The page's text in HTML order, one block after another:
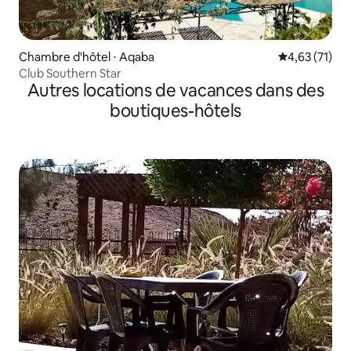
Chambre d'hôtel ⋅ Aqaba Évaluation
4,63 (71)
Club Southern Star
Autres locations de vacances dans des
boutiques-hôtels